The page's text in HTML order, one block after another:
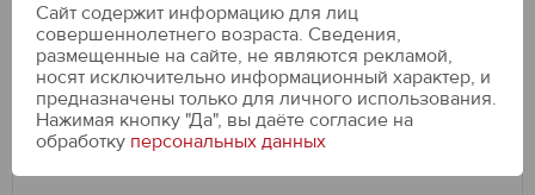
35%
542.99 р
ДОБАВИТЬ В КОРЗИНУ
Сайт содержит информацию для лиц
совершеннолетнего возраста. Сведения,
размещенные на сайте, не являются рекламой,
носят исключительно информационный характер, и
предназначены только для личного использования.
Нажимая кнопку "Да", вы даёте cогласие на
обработку персональных данных